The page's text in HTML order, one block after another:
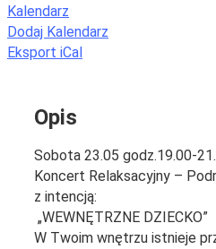
Kalendarz
Dodaj Kalendarz
Eksport iCal
Opis
Sobota 23.05 godz.19.00-
Koncert Relaksacyjny –
z intencją:
„WEWNĘTRZNE DZIECKO”
W Twoim wnętrzu istnieje